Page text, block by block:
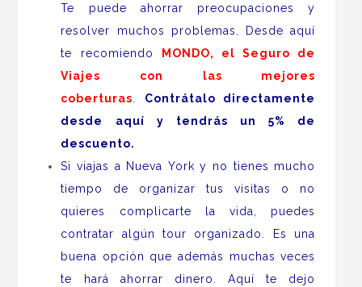
Te puede ahorrar preocupaciones y
resolver muchos problemas. Desde aquí
te recomiendo
MONDO, el Seguro de
Viajes con las mejores
coberturas
Contrátalo directamente
desde aquí y tendrás un 5% de
descuento.
Si viajas a Nueva York y no tienes mucho
tiempo de organizar tus visitas o no
quieres complicarte la vida, puedes
contratar algún tour organizado. Es una
buena opción que además muchas veces
te hará ahorrar dinero. Aquí te dejo